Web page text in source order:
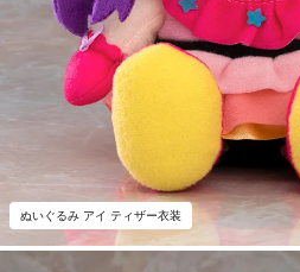
ぬいぐるみ アイ ティザー衣装